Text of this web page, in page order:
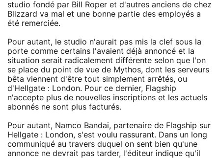
studio fondé par Bill Roper et d'autres anciens de chez
Blizzard va mal et une bonne partie des employés a
été remerciée.
Pour autant, le studio n'aurait pas mis la clef sous la
porte comme certains l'avaient déjà annoncé et la
situation serait radicalement différente selon que l'on
se place du point de vue de Mythos, dont les serveurs
bêta viennent d'être tout simplement arrêtés, ou
d'Hellgate : London. Pour ce dernier, Flagship
n'accepte plus de nouvelles inscriptions et les actuels
abonnés ne sont plus facturés.
Pour autant, Namco Bandai, partenaire de Flagship sur
Hellgate : London, s'est voulu rassurant. Dans un long
communiqué au travers duquel on sent bien qu'une
annonce ne devrait pas tarder, l'éditeur indique qu'il